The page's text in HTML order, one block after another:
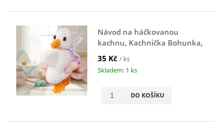
Návod na háčkovanou
kachnu, Kachnička Bohunka,
35 Kč / ks
Skladem: 1 ks
DO KOŠÍKU